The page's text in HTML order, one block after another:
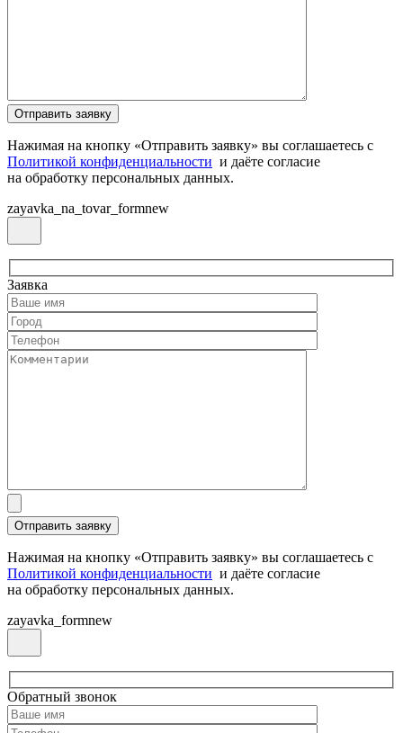
Нажимая на кнопку «Отправить заявку» вы соглашаетесь с
Политикой конфиденциальности и даёте согласие
на обработку персональных данных.
zayavka_na_tovar_formnew
Заявка
Нажимая на кнопку «Отправить заявку» вы соглашаетесь с
Политикой конфиденциальности и даёте согласие
на обработку персональных данных.
zayavka_formnew
Обратный звонок